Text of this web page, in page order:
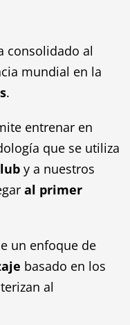
consolidado al
mundial en la
.
entrenar en
que se utiliza
y a nuestros
al primer
un enfoque de
basado en los
al